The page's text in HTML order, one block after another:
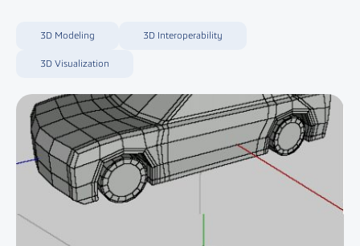
3D Modeling 3D Interoperability
3D Visualization